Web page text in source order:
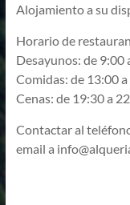
Alojamiento a su
Horario de
Desayunos: de 9:00
Comidas: de 13:00
Cenas: de 19:30 a
Contactar al
email a